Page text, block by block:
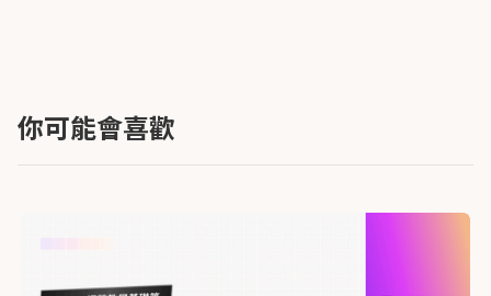
你可能會喜歡